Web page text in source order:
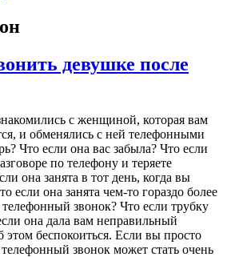
девушке после
с женщиной, которая вам
и обменялись с ней телефонными
Что если она вас забыла? Что если
по телефону и теряете
она занята в тот день, когда вы
если она занята чем-то гораздо более
звонок? Что если трубку
она дала вам неправильный
этом беспокоиться. Если вы просто
звонок может стать очень